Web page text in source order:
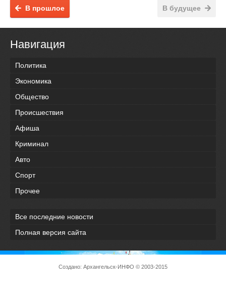
В будущее
В прошлое
Навигация
Политика
Экономика
Общество
Происшествия
Афиша
Криминал
Авто
Спорт
Прочее
Все последние новости
Полная версия сайта
Создано: Архангельск-ИНФО © 2003-2015